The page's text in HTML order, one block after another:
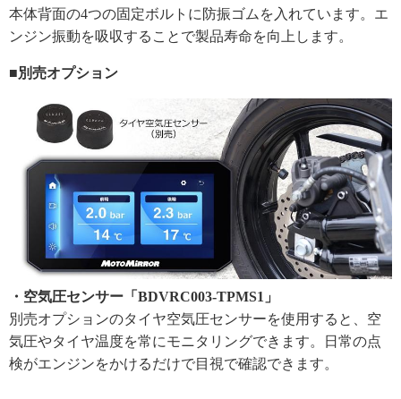
本体背面の4つの固定ボルトに防振ゴムを入れています。エ
ンジン振動を吸収することで製品寿命を向上します。
■別売オプション
・空気圧センサー「BDVRC003-TPMS1」
別売オプションのタイヤ空気圧センサーを使用すると、空
気圧やタイヤ温度を常にモニタリングできます。日常の点
検がエンジンをかけるだけで目視で確認できます。